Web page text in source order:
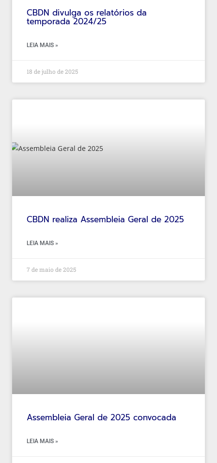
CBDN divulga os relatórios da
temporada 2024/25
LEIA MAIS »
18 de julho de 2025
CBDN realiza Assembleia Geral de 2025
LEIA MAIS »
7 de maio de 2025
Assembleia Geral de 2025 convocada
LEIA MAIS »